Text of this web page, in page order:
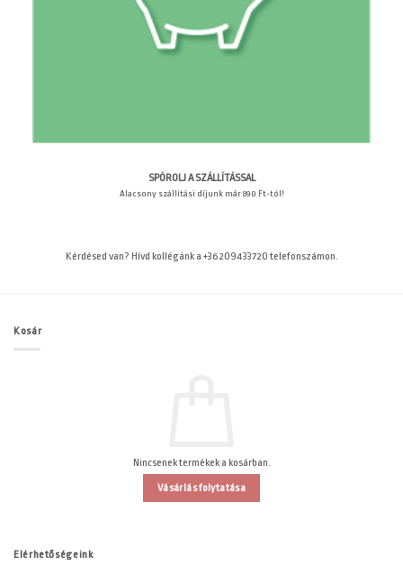
SPÓROLJ A SZÁLLÍTÁSSAL
Alacsony szállítási díjunk már 890 Ft-tól!
Kérdésed van? Hívd kollégánk a +36209433720 telefonszámon.
Kosár
Nincsenek termékek a kosárban.
Vásárlás folytatása
Elérhetőségeink